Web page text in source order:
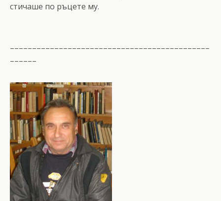
стичаше по ръцете му.
–––––––––––––––––––––––––––––––––––––––––––––
––––––